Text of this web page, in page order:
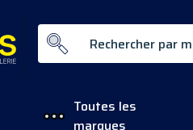
Rechercher par mot-clé ...
Toutes les
marques